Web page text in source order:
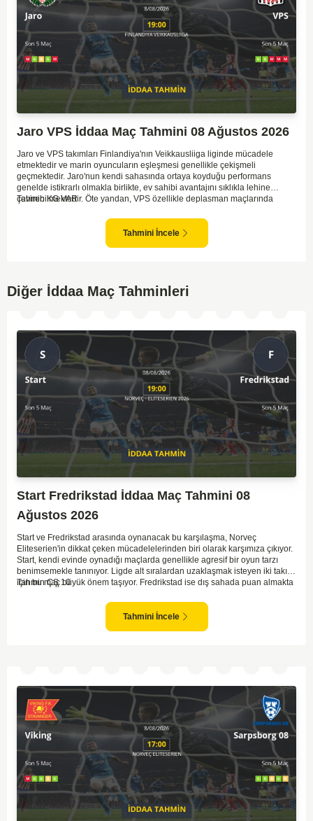
Jaro VPS İddaa Maç Tahmini 08 Ağustos 2026
Jaro ve VPS takımları Finlandiya'nın Veikkausliiga liginde mücadele
etmektedir ve marin oyuncuların eşleşmesi genellikle çekişmeli
geçmektedir. Jaro'nun kendi sahasında ortaya koyduğu performans
genelde istikrarlı olmakla birlikte, ev sahibi avantajını sıklıkla lehine
çevirebilmektedir. Öte yandan, VPS özellikle deplasman maçlarında
anlar yakalayabilmektedir. İki takım arasındaki tarihsel rekabet dikkate
alındığında, maçın dengede geçmesi olasıdır ve her iki tarafın da gol
şansı bulunmaktadır. Özellikle Jaro'nun savunma zaafları ve VPS'nin hızlı
Tahmin KG VAR
Tahmini İncele
Diğer İddaa Maç Tahminleri
Start Fredrikstad İddaa Maç Tahmini 08
Ağustos 2026
Start ve Fredrikstad arasında oynanacak bu karşılaşma, Norveç
Eliteserien'in dikkat çeken mücadelelerinden biri olarak karşımıza çıkıyor.
Start, kendi evinde oynadığı maçlarda genellikle agresif bir oyun tarzı
benimsemekle tanınıyor. Ligde alt sıralardan uzaklaşmak isteyen iki takım
için bu maç büyük önem taşıyor. Fredrikstad ise dış sahada puan almakta
mücadelede zorluk çıkartabilir. Maçın temposunun yüksek olacağını ve
her iki takımın da sonuca gitmeye odaklanacağını düşünüyorum.
Tahmin ÇŞ 10
Tahmini İncele